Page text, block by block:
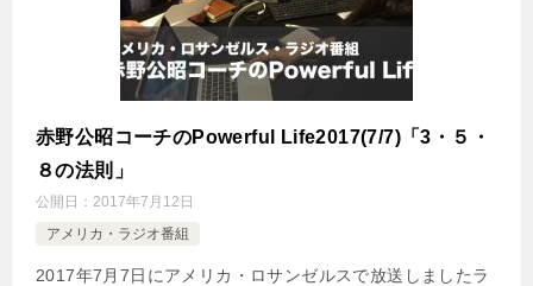
赤野公昭コーチのPowerful Life2017(7/7)「3・５・
８の法則」
公開日： 2017年7月12日
アメリカ・ラジオ番組
2017年7月7日にアメリカ・ロサンゼルスで放送しましたラ